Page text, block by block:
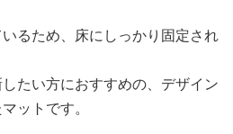
るため、床にしっかり固定され
たい方におすすめの、デザイン
ットです。